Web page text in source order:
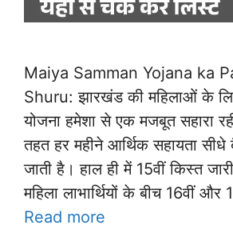
Maiya Samman Yojana ka
Shuru: झारखंड की महिलाओं के
योजना हमेशा से एक मजबूत सहारा
तहत हर महीने आर्थिक सहायता
जाती है। हाल ही में 15वीं किस्त
महिला लाभार्थियों के बीच 16वीं
Read more